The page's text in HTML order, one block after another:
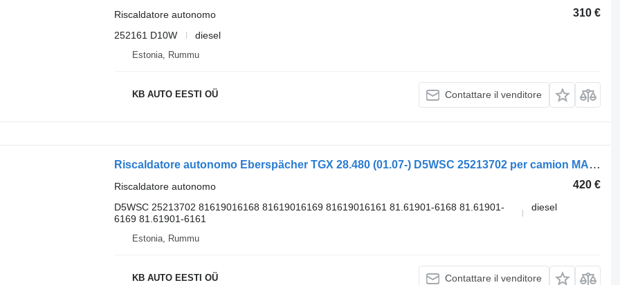
310 €
Riscaldatore autonomo
252161 D10W
diesel
Estonia, Rummu
KB AUTO EESTI OÜ Contattare il venditore
Riscaldatore autonomo Eberspächer TGX 28.480 (01.07-) D5WSC 25213702 per camion MAN TGL, TGM, TGS, TGX (2005-2021)
420 €
Riscaldatore autonomo
D5WSC 25213702 81619016168 81619016169 81619016161 81.61901-6168 81.61901-
6169 81.61901-6161
diesel
Estonia, Rummu
KB AUTO EESTI OÜ Contattare il venditore